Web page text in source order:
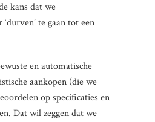
kans dat we
te gaan tot een
en automatische
aankopen (die we
op specificaties en
Dat wil zeggen dat we